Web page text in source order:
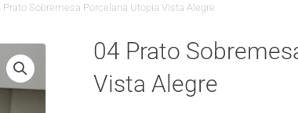
Prato Sobremesa Porcelana Utopia Vista Alegre
04 Prato
Vista Alegre